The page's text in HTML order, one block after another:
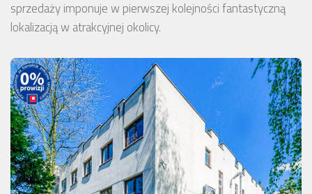
sprzedaży imponuje w pierwszej kolejności fantastyczną
lokalizacją w atrakcyjnej okolicy.